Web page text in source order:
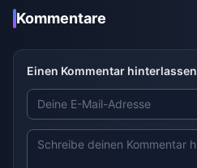
Kommentare
Einen Kommentar hinterlassen